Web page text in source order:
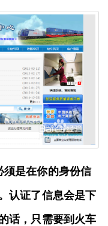
须是在你的身份信
认证了信息会是下
话，只需要到火车